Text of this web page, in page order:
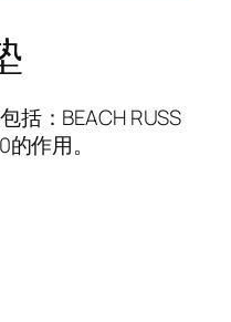
括：BEACH RUSS
作用。